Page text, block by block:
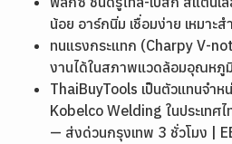
น้อย อาร์กนิ่ม เชื่อมง่าย เหมาะ
ทนแรงกระแทก (Charpy V-
งานได้ในสภาพแวดล้อมอุณหภู
ThaiBuyTools เป็นตัวแทนจำห
Kobelco Welding ในประเทศ
— ส่งด่วนกรุงเทพ 3 ชั่วโมง |